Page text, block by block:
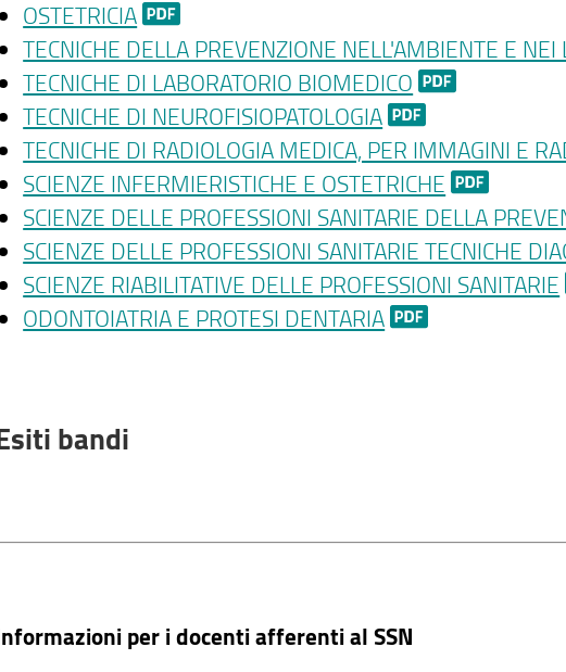
OSTETRICIA
TECNICHE DELLA PREVENZIONE NELL'AMBIENTE E NEI
TECNICHE DI LABORATORIO BIOMEDICO
TECNICHE DI NEUROFISIOPATOLOGIA
TECNICHE DI RADIOLOGIA MEDICA, PER IMMAGINI E
SCIENZE INFERMIERISTICHE E OSTETRICHE
SCIENZE DELLE PROFESSIONI SANITARIE DELLA
SCIENZE DELLE PROFESSIONI SANITARIE TECNICHE
SCIENZE RIABILITATIVE DELLE PROFESSIONI SANITARIE
ODONTOIATRIA E PROTESI DENTARIA
bandi
per i docenti afferenti al SSN